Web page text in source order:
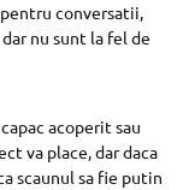
conversatii,
nu sunt la fel de
acoperit sau
va place, dar daca
scaunul sa fie putin